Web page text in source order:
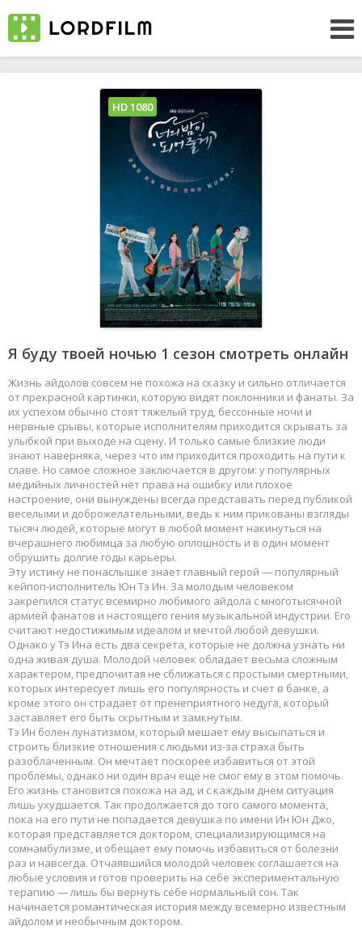
Я буду твоей ночью 1 сезон смотреть онлайн
Жизнь айдолов совсем не похожа на сказку и сильно отличается
от прекрасной картинки, которую видят поклонники и фанаты. За
их успехом обычно стоят тяжелый труд, бессонные ночи и
нервные срывы, которые исполнителям приходится скрывать за
улыбкой при выходе на сцену. И только самые близкие люди
знают наверняка, через что им приходится проходить на пути к
славе. Но самое сложное заключается в другом: у популярных
медийных личностей нет права на ошибку или плохое
настроение, они вынуждены всегда представать перед публикой
веселыми и доброжелательными, ведь к ним прикованы взгляды
тысяч людей, которые могут в любой момент накинуться на
вчерашнего любимца за любую оплошность и в один момент
обрушить долгие годы карьеры.
Эту истину не понаслышке знает главный герой — популярный
кейпоп-исполнитель Юн Тэ Ин. За молодым человеком
закрепился статус всемирно любимого айдола с многотысячной
армией фанатов и настоящего гения музыкальной индустрии. Его
считают недостижимым идеалом и мечтой любой девушки.
Однако у Тэ Ина есть два секрета, которые не должна узнать ни
одна живая душа. Молодой человек обладает весьма сложным
характером, предпочитая не сближаться с простыми смертными,
которых интересует лишь его популярность и счет в банке, а
кроме этого он страдает от пренеприятного недуга, который
заставляет его быть скрытным и замкнутым.
Тэ Ин болен лунатизмом, который мешает ему высыпаться и
строить близкие отношения с людьми из-за страха быть
разоблаченным. Он мечтает поскорее избавиться от этой
проблемы, однако ни один врач еще не смог ему в этом помочь.
Его жизнь становится похожа на ад, и с каждым днем ситуация
лишь ухудшается. Так продолжается до того самого момента,
пока на его пути не попадается девушка по имени Ин Юн Джо,
которая представляется доктором, специализирующимся на
сомнамбулизме, и обещает ему помочь избавиться от болезни
раз и навсегда. Отчаявшийся молодой человек соглашается на
любые условия и готов проверить на себе экспериментальную
терапию — лишь бы вернуть себе нормальный сон. Так
начинается романтическая история между всемерно известным
айдолом и необычным доктором.
HD 1080